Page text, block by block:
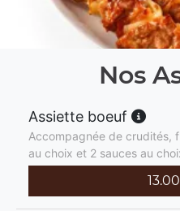
Nos
Assiette boeuf
Accompagnée de crudités,
au choix et 2 sauces au
13.00